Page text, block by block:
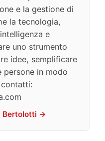
e la gestione di
la tecnologia,
e
uno strumento
idee, semplificare
persone in modo
Bertolotti →